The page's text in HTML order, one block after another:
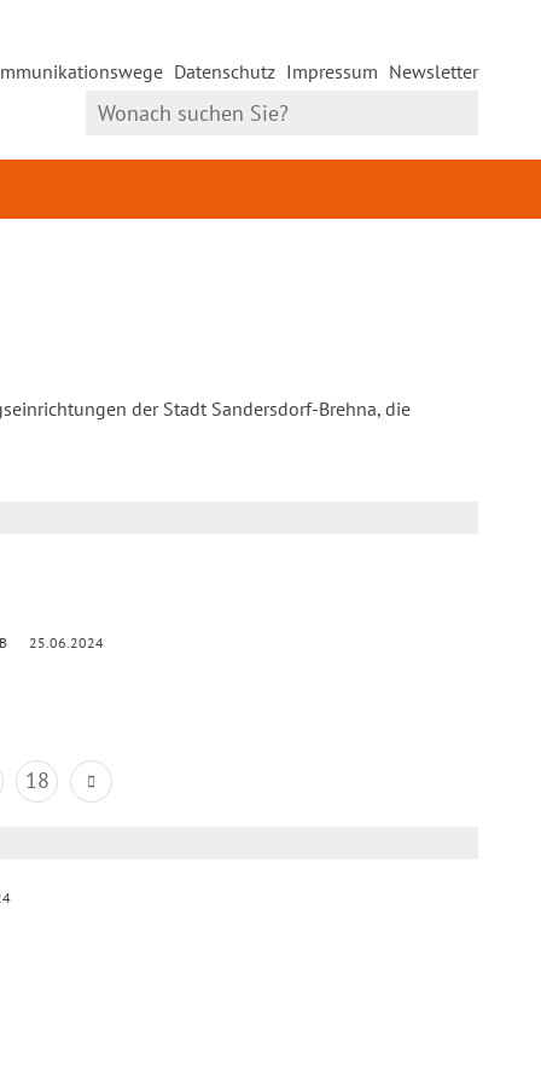
Datenschutz Impressum Newsletter
der Stadt Sandersdorf-Brehna, die
25.06.2024
18